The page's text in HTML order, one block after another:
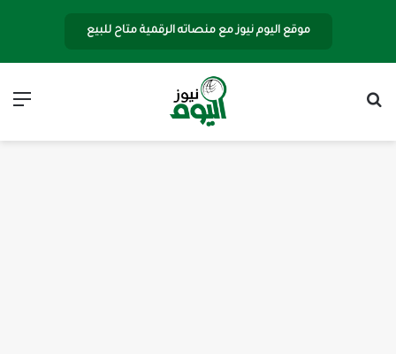
موقع اليوم نيوز مع منصاته الرقمية متاح للبيع